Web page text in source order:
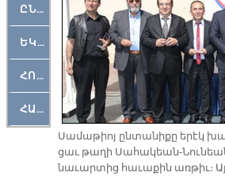
ԸՆԿԵՐԱՄՇԱԿՈՒԹԱՅԻՆ
ԵԿԵՂԵՑԱԿԱՆ
ՀՈԳԵՄՏԱՒՈՐ
ՀԱՐԹԱԿ
Սա­մա­թիոյ ըն­տա­նի­քը ե­րէկ
ցաւ թա­ղի Սա­հա­կեան-
նա­ւար­տից հա­ւա­քին առ­թիւ։